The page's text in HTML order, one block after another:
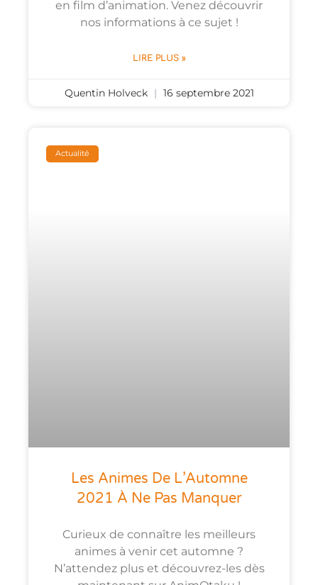
en film d’animation. Venez découvrir
nos informations à ce sujet !
LIRE PLUS »
Quentin Holveck 16 septembre 2021
Actualité
Les Animes De L’Automne
2021 À Ne Pas Manquer
Curieux de connaître les meilleurs
animes à venir cet automne ?
N’attendez plus et découvrez-les dès